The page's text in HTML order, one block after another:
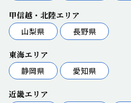
甲信越・北陸エリア
山梨県
長野県
東海エリア
静岡県
愛知県
近畿エリア